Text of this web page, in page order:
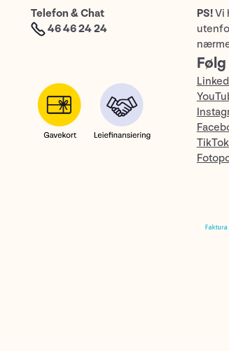
Telefon & Chat
46 46 24 24
PS!Vi
TikTok